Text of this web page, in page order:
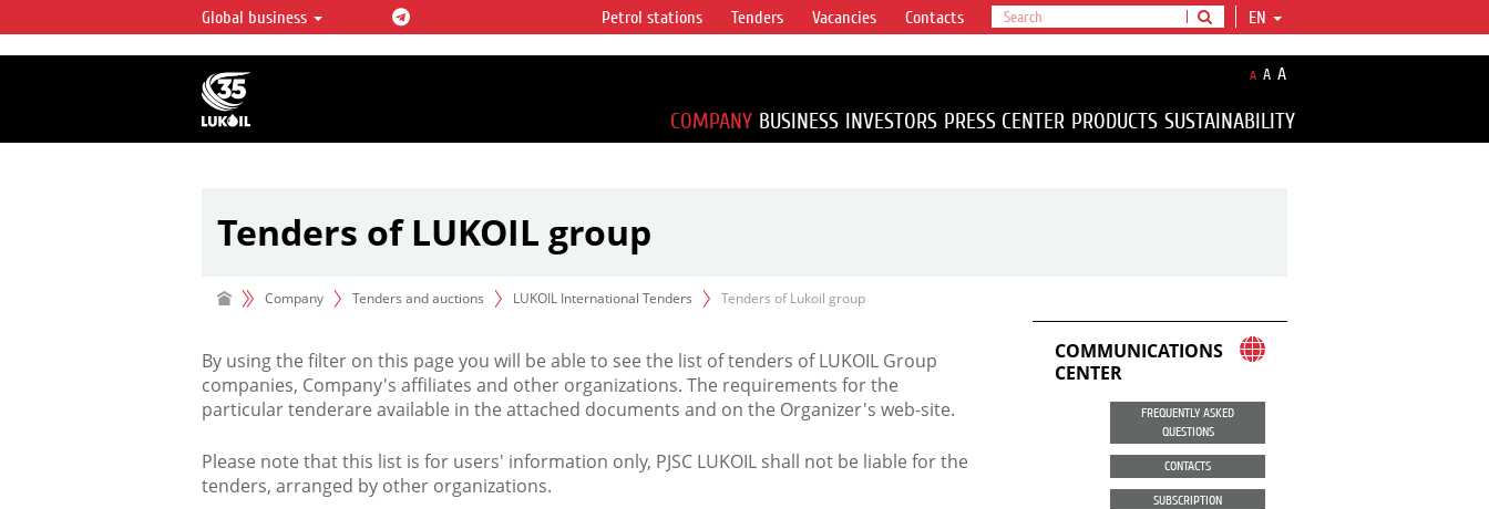
LUKOIL OVERVIEW
LUKOIL is one of the largest oil & gas vertical
integrated companies in the world accounting for
over 2% of crude production and circa 1% of proved
hydrocarbon reserves globally.
Global business EN
Petrol stations Tenders Vacancies Contacts
A A A
COMPANY BUSINESS INVESTORS PRESS CENTER PRODUCTS SUSTAINABILITY
Tenders of LUKOIL group
Company Tenders and auctions LUKOIL International Tenders Tenders of Lukoil group
By using the filter on this page you will be able to see the list of tenders of LUKOIL Group
companies, Company's affiliates and other organizations. The requirements for the
particular tenderare available in the attached documents and on the Organizer's web-site.
Please note that this list is for users' information only, PJSC LUKOIL shall not be liable for the
tenders, arranged by other organizations.
COMMUNICATIONS
CENTER
FREQUENTLY ASKED
QUESTIONS
CONTACTS
SUBSCRIPTION